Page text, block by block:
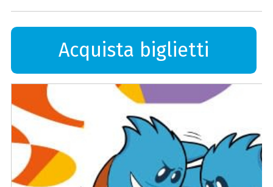
Acquista biglietti